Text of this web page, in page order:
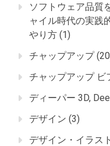
ソフトウェア品質
ャイル時代の実践
やり方 (1)
チャップアップ
チャップアップ ビ
ディーパー 3D,
デザイン (3)
デザイン・イラスト